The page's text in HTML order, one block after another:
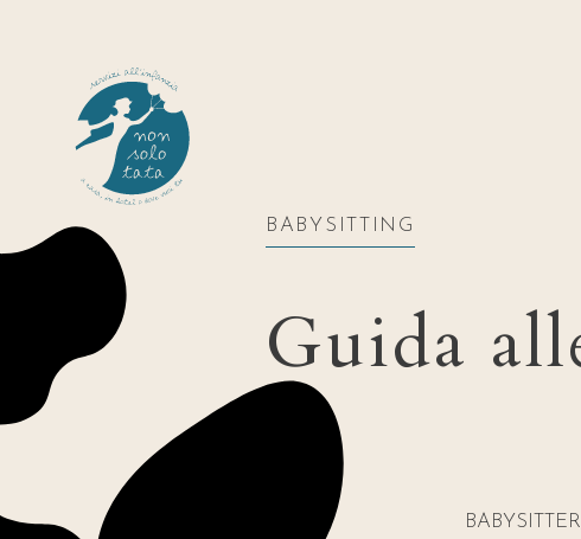
BABYSITTING
Guida